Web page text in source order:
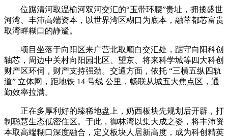
位踞清河取温榆河双河交汇的“玉带环腰”贵址，拥揽盛世
河湾、丰沛高端资本，以世界湾区糊口为底本，融萃都芯富贵
取湾畔糊口的静谧。
项目坐落于向阳区来广营北取顺白交汇处，踞守向阳科创
轴芯，周边中关村向阳园北区、望京、将来科学城等四大科创
财产区环伺，财产支持强劲。交通方面，依托 “三横五纵四轨
道” 立体网，距地铁 14 号线 公里，畅联从城五大焦点区，通
勤效率拉满。
正在多厚利好的臻稀地盘上，奶西板块先规划后开辟，打
制聪慧生态低密住区。于此，御林湾以集大成之姿，将丰沛资
本取高端糊口深度融合，定义板块人居新高度，成为科创精英